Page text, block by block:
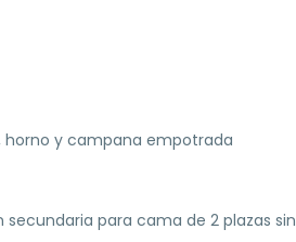
horno y campana empotrada
para cama de 2 plazas sin